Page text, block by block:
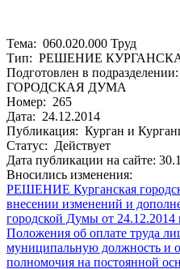
Тема: 060.020.000 Труд
Тип: РЕШЕНИЕ
Подготовлен в
ГОРОДСКАЯ ДУМА
Номер: 265
Дата: 24.12.2014
Публикация: Курган и
Статус: Действует
Дата публикации на сайте:
Вносились изменения:
РЕШЕНИЕ Курганская
внесении изменений и
городской Думы от
Положения об оплате труда
муниципальную должность и
полномочия на постоянной